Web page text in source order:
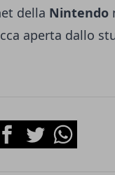
della Nintendo
aperta dallo
FacebookTwitterWhatsapp